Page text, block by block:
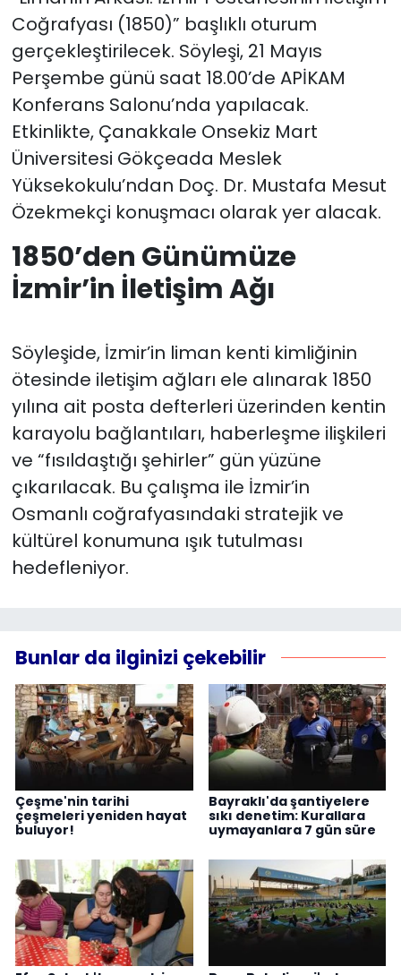
Coğrafyası (1850)” başlıklı oturum
gerçekleştirilecek. Söyleşi, 21 Mayıs
Perşembe günü saat 18.00’de APİKAM
Konferans Salonu’nda yapılacak.
Etkinlikte, Çanakkale Onsekiz Mart
Üniversitesi Gökçeada Meslek
Yüksekokulu’ndan Doç. Dr. Mustafa Mesut
Özekmekçi konuşmacı olarak yer alacak.
1850’den Günümüze
İzmir’in İletişim Ağı
Söyleşide, İzmir’in liman kenti kimliğinin
ötesinde iletişim ağları ele alınarak 1850
yılına ait posta defterleri üzerinden kentin
karayolu bağlantıları, haberleşme ilişkileri
ve “fısıldaştığı şehirler” gün yüzüne
çıkarılacak. Bu çalışma ile İzmir’in
Osmanlı coğrafyasındaki stratejik ve
kültürel konumuna ışık tutulması
hedefleniyor.
Bunlar da ilginizi çekebilir
Çeşme'nin tarihi
çeşmeleri yeniden hayat
buluyor!
Bayraklı'da şantiyelere
sıkı denetim: Kurallara
uymayanlara 7 gün süre